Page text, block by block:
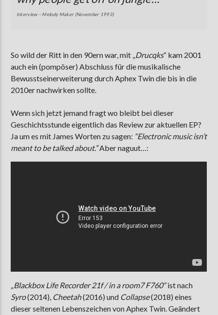
Interview – Melody Maker (November 1993)
So wild der Ritt in den 90ern war, mit „Drucqks“ kam 2001
auch ein (pompöser) Abschluss für die musikalische
Bewusstseinerweiterung durch Aphex Twin die bis in die
2010er nachwirken sollte.
Wenn sich jetzt jemand fragt wo bleibt bei dieser
Geschichtsstunde eigentlich das Review zur aktuellen EP?
Ja um es mit James Worten zu sagen: “Electronic music isn’t
meant to be talked about.”Aber naguut…:
„Blackbox Life Recorder 21f / in a room7 F760“ist nach
Syro(2014), Cheetah(2016) und Collapse(2018) eines
dieser seltenen Lebenszeichen von Aphex Twin. Geändert